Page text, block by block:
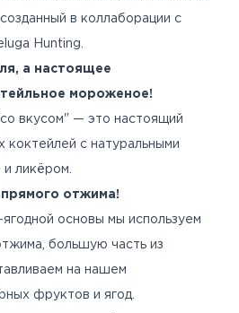
в коллаборации с
Hunting.
а настоящее
мороженое!
вкусом" — это настоящий
с натуральными
ликёром.
прямого отжима!
основы мы используем
большую часть из
на нашем
фруктов и ягод.